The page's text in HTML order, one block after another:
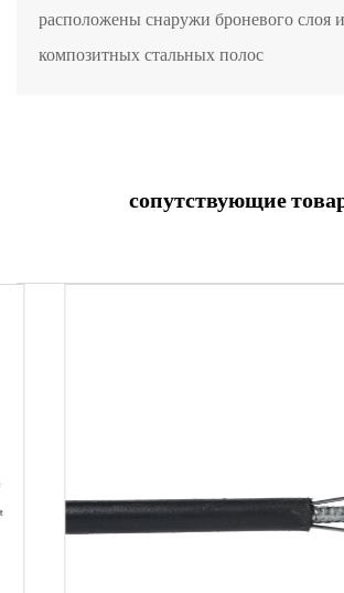
расположены снаружи броневого слоя
композитных стальных полос
сопутствующие